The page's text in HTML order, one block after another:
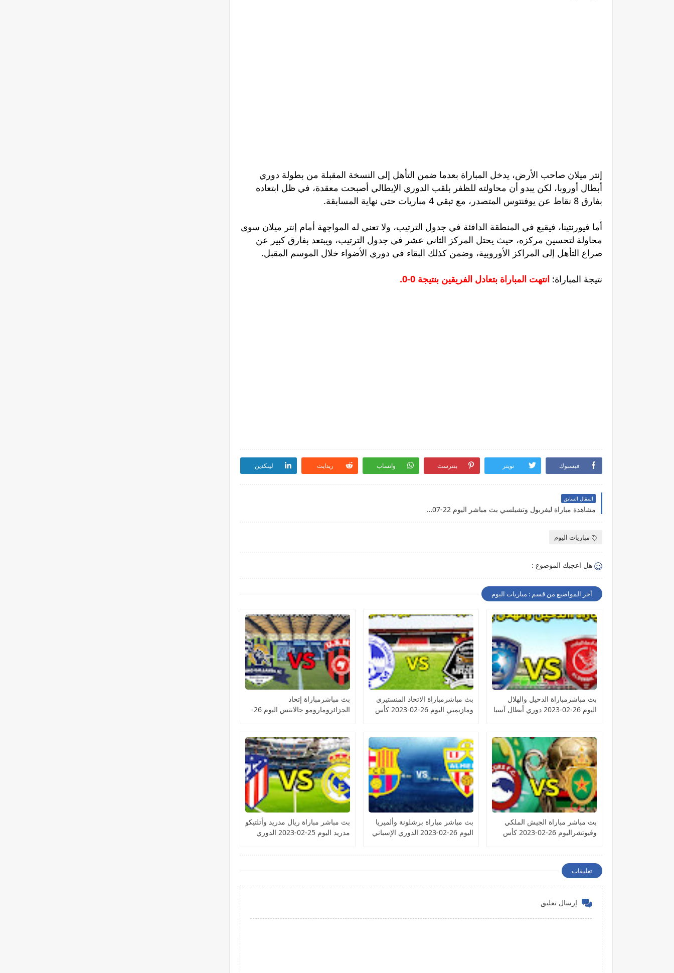
إنتر ميلان صاحب الأرض، يدخل المباراة بعدما ضمن التأهل إلى النسخة المقبلة من بطولة دوري
أبطال أوروبا، لكن يبدو أن محاولته للظفر بلقب الدوري الإيطالي أصبحت معقدة، في ظل ابتعاده
بفارق 8 نقاط عن يوفنتوس المتصدر، مع تبقي 4 مباريات حتى نهاية المسابقة.
أما فيورنتينا، فيقبع في المنطقة الدافئة في جدول الترتيب، ولا تعني له المواجهة أمام إنتر ميلان سوى
محاولة لتحسين مركزه، حيث يحتل المركز الثاني عشر في جدول الترتيب، ويبتعد بفارق كبير عن
صراع التأهل إلى المراكز الأوروبية، وضمن كذلك البقاء في دوري الأضواء خلال الموسم المقبل.
نتيجة المباراة: انتهت المباراة بتعادل الفريقين بنتيجة 0-0.
فيسبوك تويتر بنترست واتساب ريدايت لينكدين
المقال السابق
مشاهدة مباراة ليفربول وتشيلسي بث مباشر اليوم 22-07-2020 الدوري الإنجليزي
مباريات اليوم
هل اعجبك الموضوع :
أخر المواضيع من قسم : مباريات اليوم
بث مباشرمباراة الدحيل والهلال
اليوم 26-02-2023 دوري أبطال آسيا
بث مباشرمباراة الاتحاد المنستيري
ومازيمبي اليوم 26-02-2023 كأس
بث مباشرمباراة إتحاد
الجزائرومارومو جالانتس اليوم 26-
بث مباشر مباراة الجيش الملكي
وفيوتشراليوم 26-02-2023 كأس
بث مباشر مباراة برشلونة وألميريا
اليوم 26-02-2023 الدوري الإسباني
بث مباشر مباراة ريال مدريد وأتلتيكو
مدريد اليوم 25-02-2023 الدوري
تعليقات
إرسال تعليق